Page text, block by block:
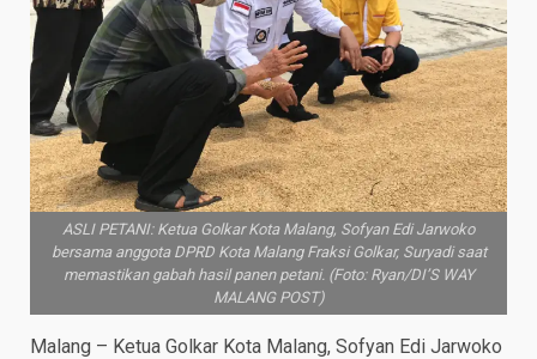
ASLI PETANI: Ketua Golkar Kota Malang, Sofyan Edi Jarwoko
bersama anggota DPRD Kota Malang Fraksi Golkar, Suryadi saat
memastikan gabah hasil panen petani. (Foto: Ryan/DI’S WAY
MALANG POST)
Malang – Ketua Golkar Kota Malang, Sofyan Edi Jarwoko